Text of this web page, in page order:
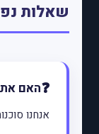
שאלות
האם
אנחנו